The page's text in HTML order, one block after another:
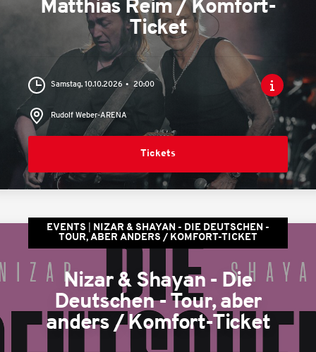
Matthias Reim / Komfort-
Ticket
Samstag, 10.10.2026 20:00
Rudolf Weber-ARENA
Tickets
EVENTS
NIZAR & SHAYAN - DIE DEUTSCHEN -
TOUR, ABER ANDERS / KOMFORT-TICKET
Nizar & Shayan - Die
Deutschen - Tour, aber
anders / Komfort-Ticket